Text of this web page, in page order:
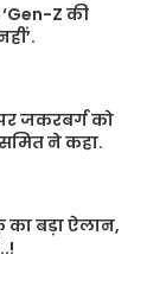
Z की
पर जकरबर्ग को
ने कहा.
का बड़ा ऐलान,